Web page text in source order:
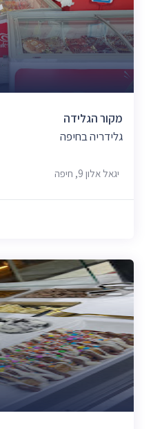
מקור הגלידה
גלידריה בחיפה
יגאל אלון 9, חיפה